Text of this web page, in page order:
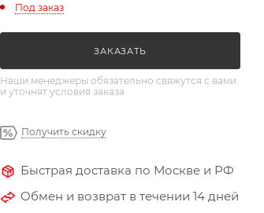
Под заказ
ЗАКАЗАТЬ
Наши менеджеры обязательно свяжутся с вами
и уточнят условия заказа
Получить скидку
Быстрая доставка по Москве и РФ
Обмен и возврат в течении 14 дней